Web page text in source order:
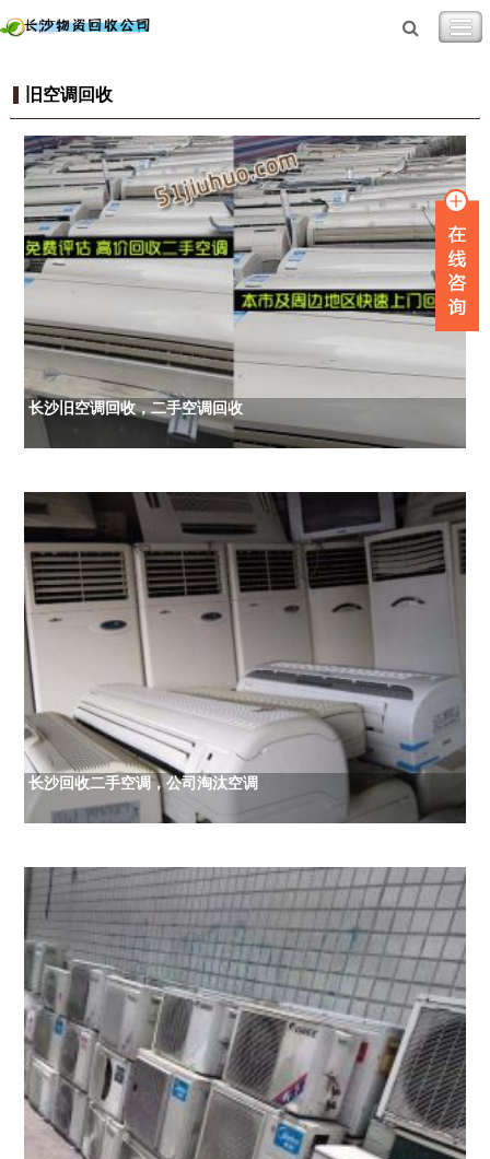
旧空调回收
长沙旧空调回收，二手空调回收
长沙回收二手空调，公司淘汰空调